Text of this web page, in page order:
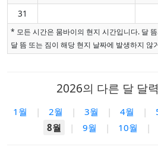
31
* 모든 시간은 뭄바이의 현지 시간입니다. 달
달 뜸 또는 짐이 해당 현지 날짜에 발생하지
2026의 다른 달 달
1월 | 2월 | 3월 | 4월 |
8월
| 9월 | 10월 |